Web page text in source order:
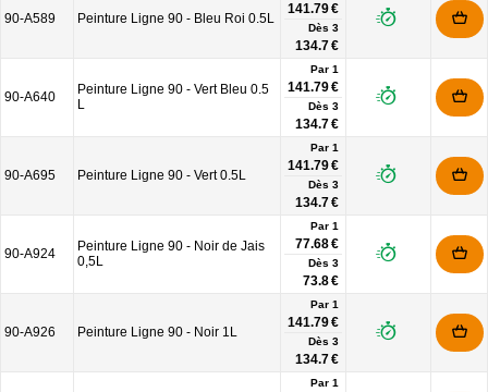
90-A589 Peinture Ligne 90 - Bleu Roi 0.5L
141.79 €
Dès 3
134.7 €
90-A640
Peinture Ligne 90 - Vert Bleu 0.5
L
Par 1
141.79 €
Dès 3
134.7 €
90-A695 Peinture Ligne 90 - Vert 0.5L
Par 1
141.79 €
Dès 3
134.7 €
90-A924
Peinture Ligne 90 - Noir de Jais
0,5L
Par 1
77.68 €
Dès 3
73.8 €
90-A926 Peinture Ligne 90 - Noir 1L
Par 1
141.79 €
Dès 3
134.7 €
Par 1